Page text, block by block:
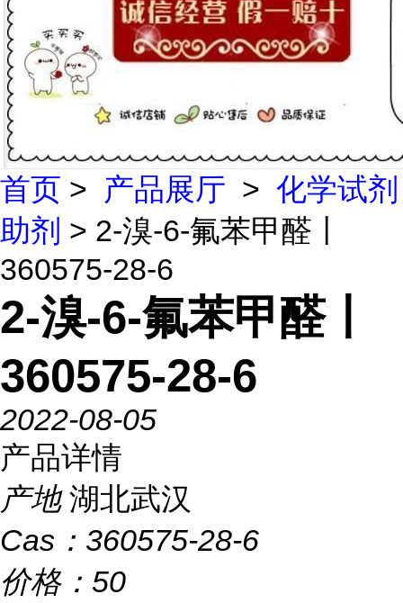
首页 > 产品展厅 > 化学试剂
助剂 > 2-溴-6-氟苯甲醛丨
360575-28-6
2-溴-6-氟苯甲醛丨
360575-28-6
2022-08-05
产品详情
产地 湖北武汉
Cas： 360575-28-6
价格： 50